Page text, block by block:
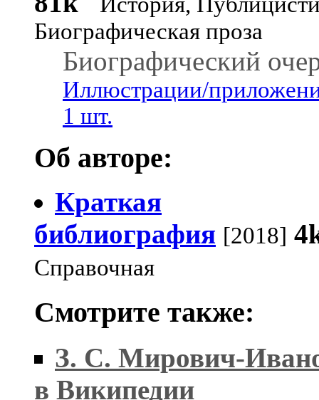
Биографическая проза
Биографический
Иллюстрации/
1 шт.
Об авторе:
Краткая
библиография [2018]
Справочная
Смотрите также:
З. С. Мирович-
в Википедии